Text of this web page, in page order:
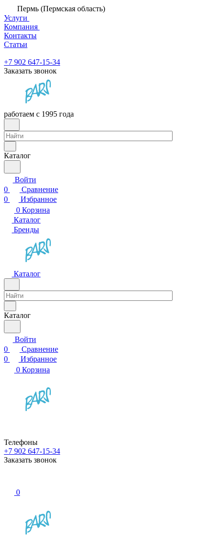
Пермь (Пермская область)
Услуги
Компания
Контакты
Статьи
+7 902 647-15-34
Заказать звонок
работаем с 1995 года
Каталог
Войти
0
Сравнение
0
Избранное
0 Корзина
Каталог
Бренды
Каталог
Каталог
Войти
0
Сравнение
0
Избранное
0 Корзина
Телефоны
+7 902 647-15-34
Заказать звонок
0